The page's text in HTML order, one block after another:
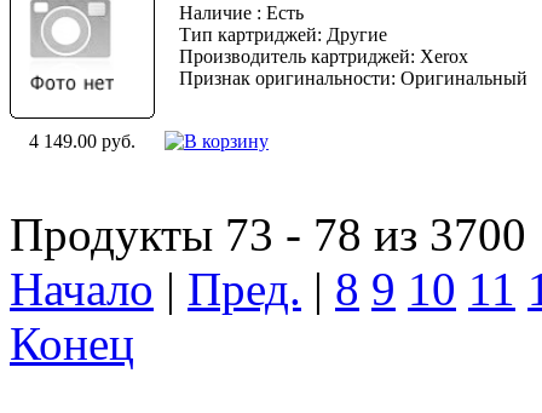
Наличие : Есть
Тип картриджей: Другие
Производитель картриджей: Xerox
Признак оригинальности: Оригинальный
4 149.00 руб.
Продукты 73 - 78 из 3700
Начало | Пред. | 8 9 10 11
Конец